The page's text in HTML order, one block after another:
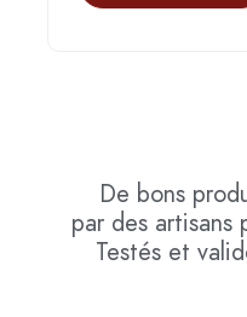
De bons
par des artisans
Testés et